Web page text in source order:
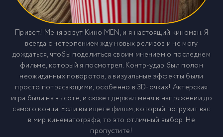
Привет! Меня зовут Кино MEN, и я настоящий киноман. Я
всегда с нетерпением жду новых релизов и не могу
дождаться, чтобы поделиться своим мнением о последнем
фильме, который я посмотрел. Контр-удар был полон
неожиданных поворотов, а визуальные эффекты были
просто потрясающими, особенно в 3D-очках! Актерская
игра была на высоте, и сюжет держал меня в напряжении до
самого конца. Если вы ищете фильм, который погрузит вас
в мир кинематографа, то это отличный выбор. Не
пропустите!